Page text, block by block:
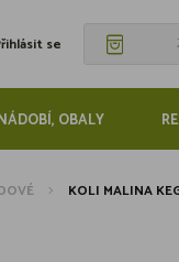
se
OBALY
KOLI MALINA